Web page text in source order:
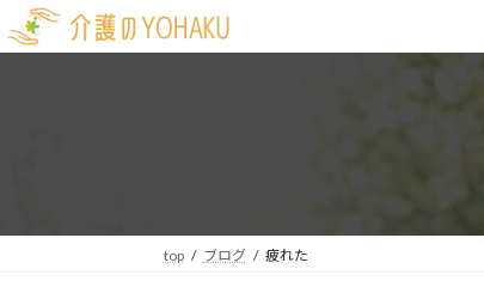
ン
ビ
top ブログ 疲れた